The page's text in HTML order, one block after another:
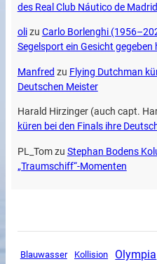
des Real Club Náutico de Madrid
olizu Carlo Borlenghi
Segelsport ein Gesicht gegeben
Manfred zu Flying Dutchman
Deutschen Meister
Harald Hirzinger (auch capt.
küren bei den Finals ihre
PL_Tomzu Stephan Bodens
„Traumschiff“-Momenten
Blauwasser Kollision Olympia